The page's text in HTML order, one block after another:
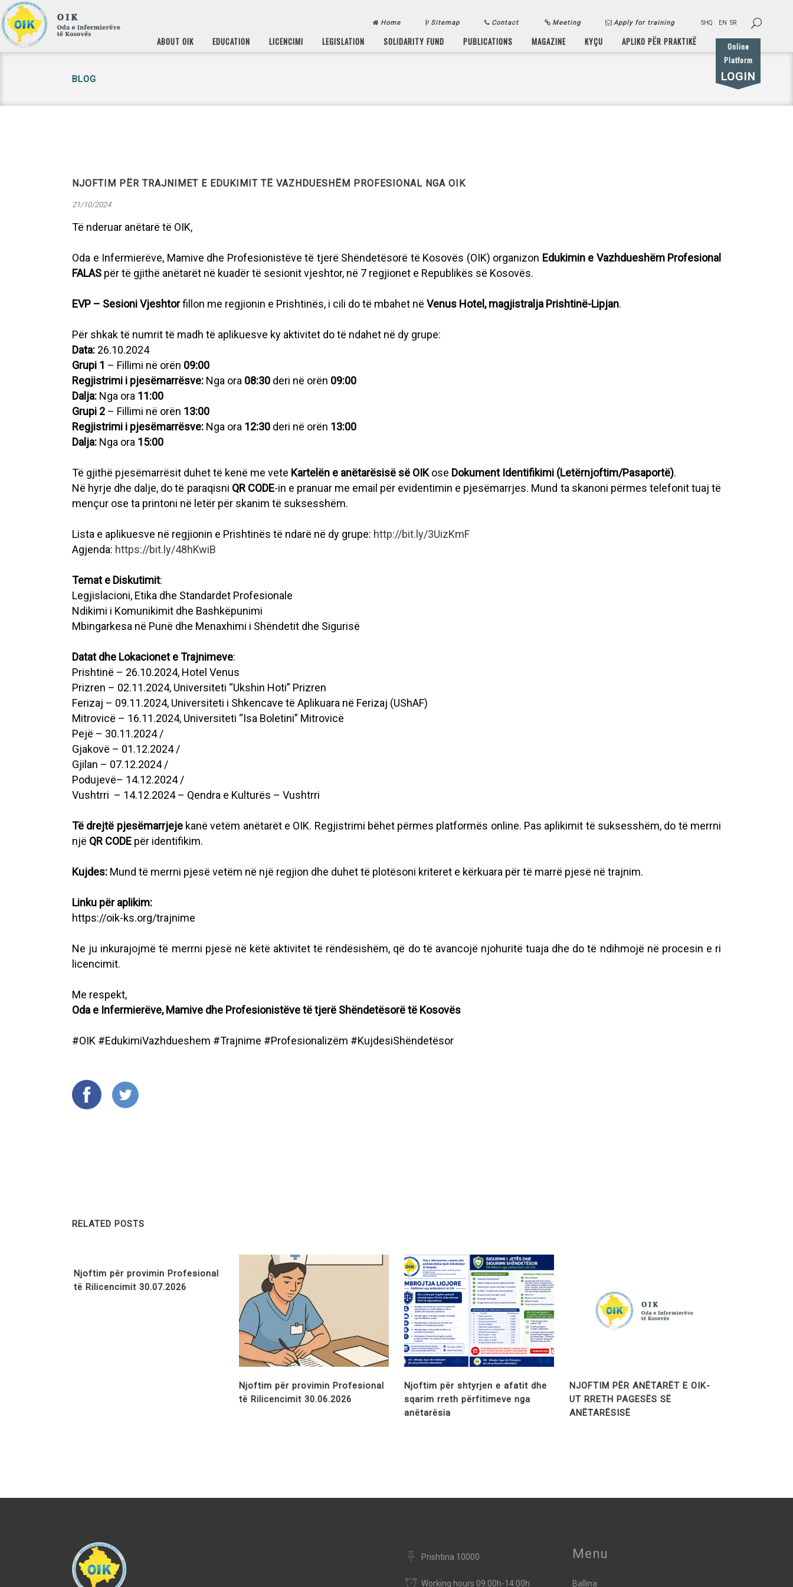
Home Sitemap Contact Meeting Apply for training SHQ EN SR
ABOUT OIK EDUCATION LICENCIMI LEGISLATION SOLIDARITY FUND PUBLICATIONS
Online
Platform
LOGIN
MAGAZINE KYÇU APLIKO PËR PRAKTIKË
BLOG
NJOFTIM PËR TRAJNIMET E EDUKIMIT TË VAZHDUESHËM PROFESIONAL NGA OIK
21/10/2024
Të nderuar anëtarë të OIK,
Oda e Infermierëve, Mamive dhe Profesionistëve të tjerë Shëndetësorë të Kosovës (OIK) organizon Edukimin e Vazhdueshëm Profesional
FALAS për të gjithë anëtarët në kuadër të sesionit vjeshtor, në 7 regjionet e Republikës së Kosovës.
EVP – Sesioni Vjeshtorfillon me regjionin e Prishtinës, i cili do të mbahet në Venus Hotel, magjistralja Prishtinë-Lipjan.
Për shkak të numrit të madh të aplikuesve ky aktivitet do të ndahet në dy grupe:
Data: 26.10.2024
Grupi 1 – Fillimi në orën 09:00
Regjistrimi i pjesëmarrësve: Nga ora 08:30 deri në orën 09:00
Dalja: Nga ora 11:00
Grupi 2 – Fillimi në orën 13:00
Regjistrimi i pjesëmarrësve: Nga ora 12:30 deri në orën 13:00
Dalja: Nga ora 15:00
Të gjithë pjesëmarrësit duhet të kenë me vete Kartelën e anëtarësisë së OIKose Dokument Identifikimi (Letërnjoftim/Pasaportë).
Në hyrje dhe dalje, do të paraqisni QR CODE-in e pranuar me email për evidentimin e pjesëmarrjes. Mund ta skanoni përmes telefonit tuaj të
mençur ose ta printoni në letër për skanim të suksesshëm.
Lista e aplikuesve në regjionin e Prishtinës të ndarë në dy grupe: http://bit.ly/3UizKmF
Agjenda: https://bit.ly/48hKwiB
Temat e Diskutimit:
Legjislacioni, Etika dhe Standardet Profesionale
Ndikimi i Komunikimit dhe Bashkëpunimi
Mbingarkesa në Punë dhe Menaxhimi i Shëndetit dhe Sigurisë
Datat dhe Lokacionet e Trajnimeve:
Prishtinë – 26.10.2024, Hotel Venus
Prizren – 02.11.2024, Universiteti “Ukshin Hoti” Prizren
Ferizaj – 09.11.2024, Universiteti i Shkencave të Aplikuara në Ferizaj (UShAF)
Mitrovicë – 16.11.2024, Universiteti “Isa Boletini” Mitrovicë
Pejë – 30.11.2024 /
Gjakovë – 01.12.2024 /
Gjilan – 07.12.2024 /
Podujevë– 14.12.2024 /
Vushtrri – 14.12.2024 – Qendra e Kulturës – Vushtrri
Të drejtë pjesëmarrjejekanë vetëm anëtarët e OIK. Regjistrimi bëhet përmes platformës online. Pas aplikimit të suksesshëm, do të merrni
një QR CODE për identifikim.
Kujdes: Mund të merrni pjesë vetëm në një regjion dhe duhet të plotësoni kriteret e kërkuara për të marrë pjesë në trajnim.
Linku për aplikim:
https://oik-ks.org/trajnime
Ne ju inkurajojmë të merrni pjesë në këtë aktivitet të rëndësishëm, që do të avancojë njohuritë tuaja dhe do të ndihmojë në procesin e ri
licencimit.
Me respekt,
Oda e Infermierëve, Mamive dhe Profesionistëve të tjerë Shëndetësorë të Kosovës
#OIK #EdukimiVazhdueshem #Trajnime #Profesionalizëm #KujdesiShëndetësor
RELATED POSTS
Njoftim për provimin Profesional
të Rilicencimit 30.07.2026
Njoftim për provimin Profesional
të Rilicencimit 30.06.2026
Njoftim për shtyrjen e afatit dhe
sqarim rreth përfitimeve nga
anëtarësia
NJOFTIM PËR ANËTARËT E OIK-
UT RRETH PAGESËS SË
ANËTARËSISË
Prishtina 10000
Working hours 09:00h-14:00h
Menu
Ballina